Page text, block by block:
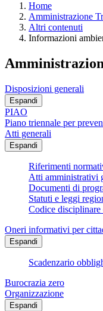
Home
Amministrazione
Altri contenuti
Informazioni
Disposizioni generali
Espandi
PIAO
Piano triennale per
Atti generali
Espandi
Riferimenti
Atti amministrativi
Documenti di
Statuti e leggi
Codice disciplinare
Oneri informativi per
Espandi
Scadenzario
Burocrazia zero
Organizzazione
Espandi